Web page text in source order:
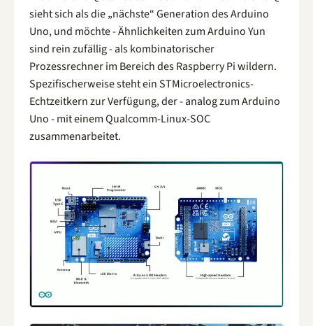
sieht sich als die „nächste“ Generation des Arduino
Uno, und möchte - Ähnlichkeiten zum Arduino Yun
sind rein zufällig - als kombinatorischer
Prozessrechner im Bereich des Raspberry Pi wildern.
Spezifischerweise steht ein STMicroelectronics-
Echtzeitkern zur Verfügung, der - analog zum Arduino
Uno - mit einem Qualcomm-Linux-SOC
zusammenarbeitet.